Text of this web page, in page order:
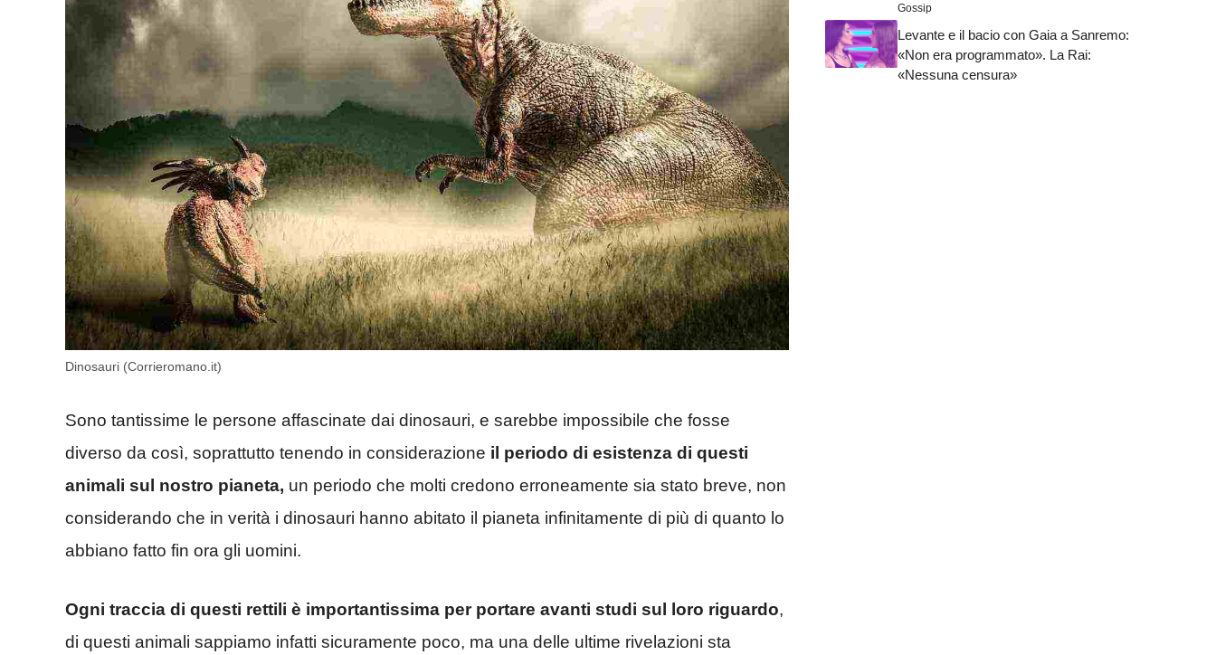
Dinosauri (Corrieromano.it)
Sono tantissime le persone affascinate dai dinosauri, e sarebbe impossibile che fosse
diverso da così, soprattutto tenendo in considerazione il periodo di esistenza di questi
animali sul nostro pianeta, un periodo che molti credono erroneamente sia stato breve, non
considerando che in verità i dinosauri hanno abitato il pianeta infinitamente di più di quanto lo
abbiano fatto fin ora gli uomini.
Ogni traccia di questi rettili è importantissima per portare avanti studi sul loro riguardo,
di questi animali sappiamo infatti sicuramente poco, ma una delle ultime rivelazioni sta
Gossip
Levante e il bacio con Gaia a Sanremo:
«Non era programmato». La Rai:
«Nessuna censura»